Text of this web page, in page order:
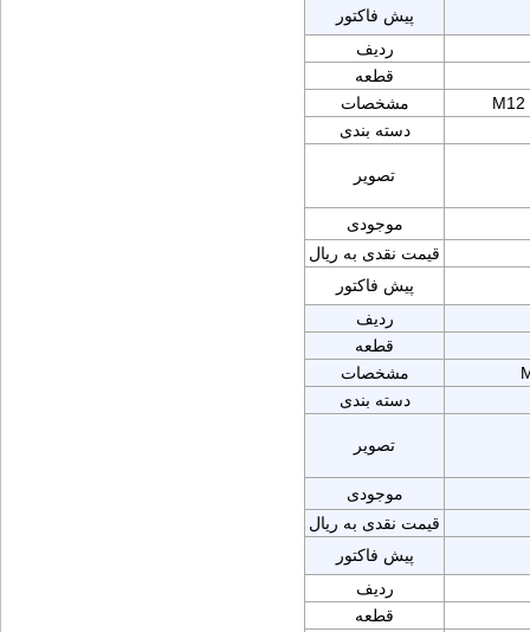
پیش فاکتور
ردیف
قطعه
مشخصات
M12
دسته بندی
تصویر
موجودی
قیمت نقدی به ریال
پیش فاکتور
ردیف
قطعه
مشخصات
دسته بندی
تصویر
موجودی
قیمت نقدی به ریال
پیش فاکتور
ردیف
قطعه